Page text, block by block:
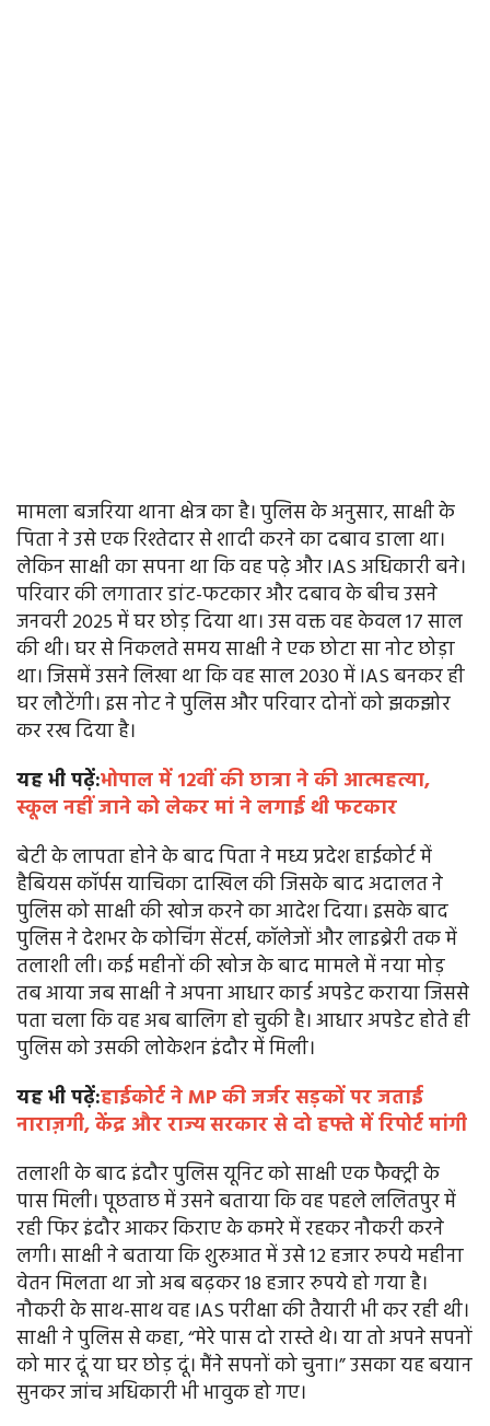
मामला बजरिया थाना क्षेत्र का है। पुलिस के अनुसार, साक्षी के
पिता ने उसे एक रिश्तेदार से शादी करने का दबाव डाला था।
लेकिन साक्षी का सपना था कि वह पढ़े और IAS अधिकारी बने।
परिवार की लगातार डांट-फटकार और दबाव के बीच उसने
जनवरी 2025 में घर छोड़ दिया था। उस वक्त वह केवल 17 साल
की थी। घर से निकलते समय साक्षी ने एक छोटा सा नोट छोड़ा
था। जिसमें उसने लिखा था कि वह साल 2030 में IAS बनकर ही
घर लौटेंगी। इस नोट ने पुलिस और परिवार दोनों को झकझोर
कर रख दिया है।
यह भी पढ़ें:भोपाल में 12वीं की छात्रा ने की आत्महत्या,
स्कूल नहीं जाने को लेकर मां ने लगाई थी फटकार
बेटी के लापता होने के बाद पिता ने मध्य प्रदेश हाईकोर्ट में
हैबियस कॉर्पस याचिका दाखिल की जिसके बाद अदालत ने
पुलिस को साक्षी की खोज करने का आदेश दिया। इसके बाद
पुलिस ने देशभर के कोचिंग सेंटर्स, कॉलेजों और लाइब्रेरी तक में
तलाशी ली। कई महीनों की खोज के बाद मामले में नया मोड़
तब आया जब साक्षी ने अपना आधार कार्ड अपडेट कराया जिससे
पता चला कि वह अब बालिग हो चुकी है। आधार अपडेट होते ही
पुलिस को उसकी लोकेशन इंदौर में मिली।
यह भी पढ़ें:हाईकोर्ट ने MP की जर्जर सड़कों पर जताई
नाराज़गी, केंद्र और राज्य सरकार से दो हफ्ते में रिपोर्ट मांगी
तलाशी के बाद इंदौर पुलिस यूनिट को साक्षी एक फैक्ट्री के
पास मिली। पूछताछ में उसने बताया कि वह पहले ललितपुर में
रही फिर इंदौर आकर किराए के कमरे में रहकर नौकरी करने
लगी। साक्षी ने बताया कि शुरुआत में उसे 12 हजार रुपये महीना
वेतन मिलता था जो अब बढ़कर 18 हजार रुपये हो गया है।
नौकरी के साथ-साथ वह IAS परीक्षा की तैयारी भी कर रही थी।
साक्षी ने पुलिस से कहा, “मेरे पास दो रास्ते थे। या तो अपने सपनों
को मार दूं या घर छोड़ दूं। मैंने सपनों को चुना।” उसका यह बयान
सुनकर जांच अधिकारी भी भावुक हो गए।